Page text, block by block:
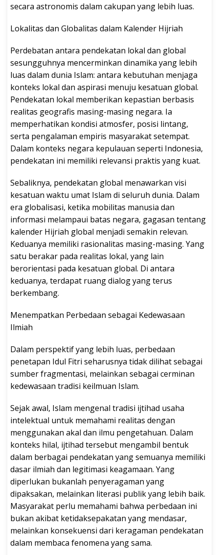
secara astronomis dalam cakupan yang lebih luas.
Lokalitas dan Globalitas dalam Kalender Hijriah
Perdebatan antara pendekatan lokal dan global
sesungguhnya mencerminkan dinamika yang lebih
luas dalam dunia Islam: antara kebutuhan menjaga
konteks lokal dan aspirasi menuju kesatuan global.
Pendekatan lokal memberikan kepastian berbasis
realitas geografis masing-masing negara. Ia
memperhatikan kondisi atmosfer, posisi lintang,
serta pengalaman empiris masyarakat setempat.
Dalam konteks negara kepulauan seperti Indonesia,
pendekatan ini memiliki relevansi praktis yang kuat.
Sebaliknya, pendekatan global menawarkan visi
kesatuan waktu umat Islam di seluruh dunia. Dalam
era globalisasi, ketika mobilitas manusia dan
informasi melampaui batas negara, gagasan tentang
kalender Hijriah global menjadi semakin relevan.
Keduanya memiliki rasionalitas masing-masing. Yang
satu berakar pada realitas lokal, yang lain
berorientasi pada kesatuan global. Di antara
keduanya, terdapat ruang dialog yang terus
berkembang.
Menempatkan Perbedaan sebagai Kedewasaan
Ilmiah
Dalam perspektif yang lebih luas, perbedaan
penetapan Idul Fitri seharusnya tidak dilihat sebagai
sumber fragmentasi, melainkan sebagai cerminan
kedewasaan tradisi keilmuan Islam.
Sejak awal, Islam mengenal tradisi ijtihad usaha
intelektual untuk memahami realitas dengan
menggunakan akal dan ilmu pengetahuan. Dalam
konteks hilal, ijtihad tersebut mengambil bentuk
dalam berbagai pendekatan yang semuanya memiliki
dasar ilmiah dan legitimasi keagamaan. Yang
diperlukan bukanlah penyeragaman yang
dipaksakan, melainkan literasi publik yang lebih baik.
Masyarakat perlu memahami bahwa perbedaan ini
bukan akibat ketidaksepakatan yang mendasar,
melainkan konsekuensi dari keragaman pendekatan
dalam membaca fenomena yang sama.